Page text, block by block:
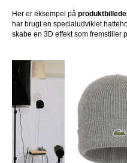
Her er eksempel på
har brugt en specialudviklet
skabe en 3D effekt som fremstiller